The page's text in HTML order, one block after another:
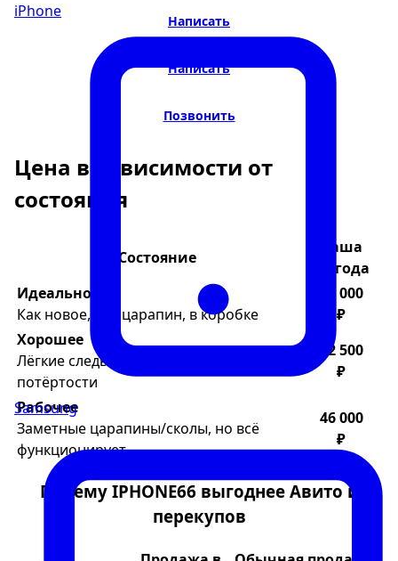
iPhone
Samsung
Написать
Написать
Позвонить
Цена в зависимости от
состояния
Состояние
Ваша
выгода
Идеальное
Как новое, без царапин, в коробке
75 000
₽
Хорошее
Лёгкие следы использования, мелкие
потёртости
62 500
₽
Рабочее
Заметные царапины/сколы, но всё
функционирует
46 000
₽
Почему IPHONE66 выгоднее Авито и
перекупов